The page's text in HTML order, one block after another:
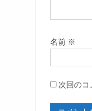
名前 ※
次回のコ